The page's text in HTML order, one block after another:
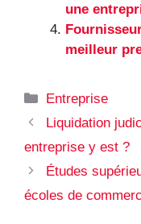
une
meilleur
Catégories
Entreprise
Liquidation
entreprise y est ?
Études
écoles de